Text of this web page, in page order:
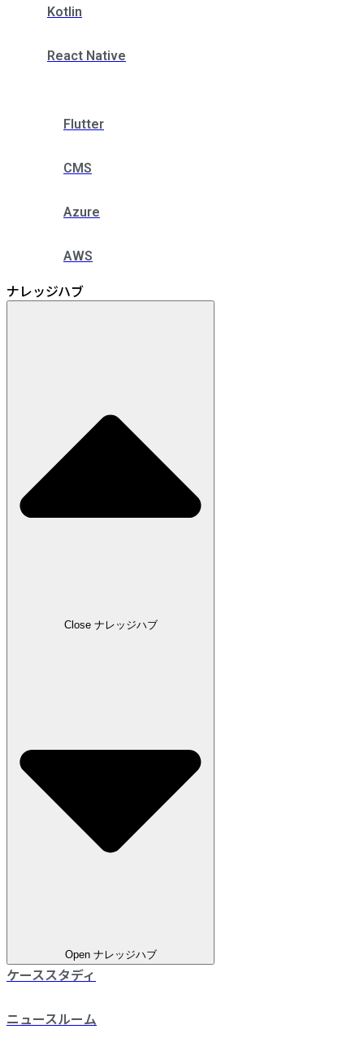
Kotlin
React Native
Flutter
CMS
Azure
AWS
ナレッジハブ
Close ナレッジハブ
Open ナレッジハブ
ケーススタディ
ニュースルーム